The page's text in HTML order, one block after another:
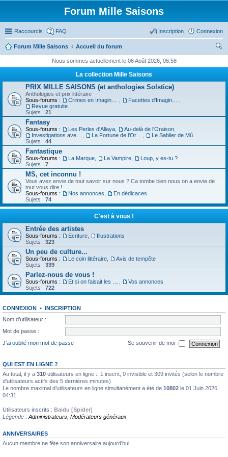
Forum Mille Saisons
Raccourcis FAQ Connexion
Inscription
Forum Mille Saisons
Accueil du forum
ch
Nous sommes actuellement le 06 Août 2026, 06:58
La collection Mille Saisons
PRIX MILLE SAISONS (et anthologies Solstice)
Anthologies et prix littéraire
Sous-forums :
Revue gratuite
Sujets : 21
Fantasy
Sous-forums : Les Perles d'Allaya Au-delà de l'Oraison
Le Sablier de Mû
Sujets : 44
Fantastique
Sous-forums : La Marque La Vampire
Loup, y es-tu ?
Sujets : 7
MS, cet inconnu !
Vous avez envie de tout savoir sur nous ? Ca tombe bien nous on a envie de
tout vous dire !
Sous-forums :
Nos annonces
En dédicaces
Sujets : 74
C'est à vous !
Entrée des artistes
Sous-forums : Ecriture
Illustrations
Sujets : 323
Un peu de culture...
Sous-forums : Le coin littéraire
Avis de tempête
Sujets : 339
Parlez-nous de vous !
Sous-forums :
Vos annonces
Sujets : 722
CONNEXION • INSCRIPTION
Nom d’utilisateur :
Mot de passe :
J’ai oublié mon mot de passe
Se souvenir de moi
QUI EST EN LIGNE ?
Au total, il y a 310 utilisateurs en ligne :: 1 inscrit, 0 invisible et 309 invités (selon le nombre
d’utilisateurs actifs des 5 dernières minutes)
Le nombre maximal d’utilisateurs en ligne simultanément a été de 10802 le 01 Juin 2026,
04:31
Utilisateurs inscrits : Baidu [Spider]
Légende : Administrateurs Modérateurs généraux
ANNIVERSAIRES
Aucun membre ne fête son anniversaire aujourd’hui.